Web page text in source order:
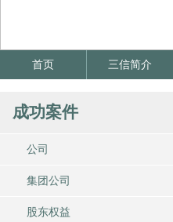
首页 三信简介
成功案件
公司
集团公司
股东权益